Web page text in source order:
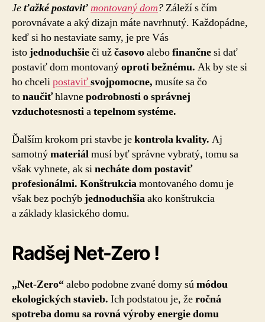
Jeťažké postaviťmontovaný dom?Záleží s čím
porovnávate a aký dizajn máte navrhnutý. Každopádne,
keď si ho nestaviate samy, je pre Vás
istojednoduchšieči užčasovoalebofinančnesi dať
postaviť dom montovanýoproti bežnému. Ak by ste si
ho chcelipostaviťsvojpomocne, musíte sa čo
tonaučiťhlavnepodrobnosti o správnej
vzduchotesnostiatepelnom systéme.
Ďalším krokom pri stavbe jekontrola kvality. Aj
samotnýmateriálmusí byť správne vybratý, tomu sa
však vyhnete, ak sinecháte dom postaviť
profesionálmi. Konštrukciamontovaného domu je
však bez pochýbjednoduchšiaako konštrukcia
a základy klasického domu.
Radšej Net-Zero !
„Net-Zero“alebo podobne zvané domy súmódou
ekologických stavieb. Ich podstatou je, žeročná
spotreba domu sa rovná výroby energie domu